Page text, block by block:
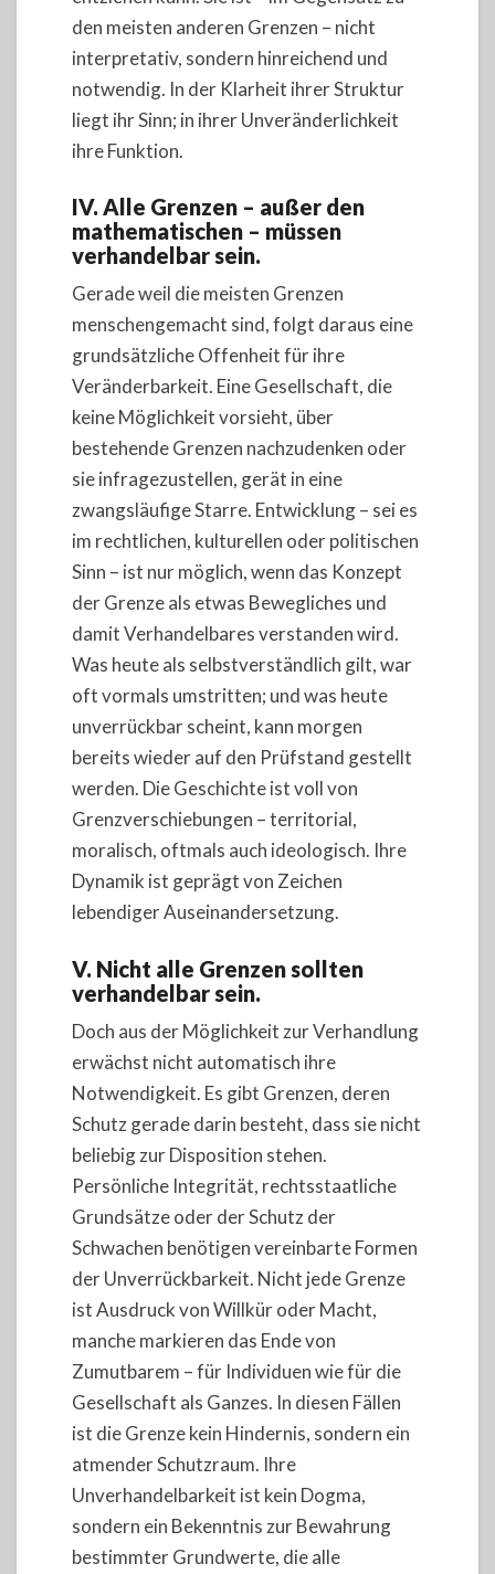
den meisten anderen Grenzen – nicht
interpretativ, sondern hinreichend und
notwendig. In der Klarheit ihrer Struktur
liegt ihr Sinn; in ihrer Unveränderlichkeit
ihre Funktion.
IV. Alle Grenzen – außer den
mathematischen – müssen
verhandelbar sein.
Gerade weil die meisten Grenzen
menschengemacht sind, folgt daraus eine
grundsätzliche Offenheit für ihre
Veränderbarkeit. Eine Gesellschaft, die
keine Möglichkeit vorsieht, über
bestehende Grenzen nachzudenken oder
sie infragezustellen, gerät in eine
zwangsläufige Starre. Entwicklung – sei es
im rechtlichen, kulturellen oder politischen
Sinn – ist nur möglich, wenn das Konzept
der Grenze als etwas Bewegliches und
damit Verhandelbares verstanden wird.
Was heute als selbstverständlich gilt, war
oft vormals umstritten; und was heute
unverrückbar scheint, kann morgen
bereits wieder auf den Prüfstand gestellt
werden. Die Geschichte ist voll von
Grenzverschiebungen – territorial,
moralisch, oftmals auch ideologisch. Ihre
Dynamik ist geprägt von Zeichen
lebendiger Auseinandersetzung.
V. Nicht alle Grenzen sollten
verhandelbar sein.
Doch aus der Möglichkeit zur Verhandlung
erwächst nicht automatisch ihre
Notwendigkeit. Es gibt Grenzen, deren
Schutz gerade darin besteht, dass sie nicht
beliebig zur Disposition stehen.
Persönliche Integrität, rechtsstaatliche
Grundsätze oder der Schutz der
Schwachen benötigen vereinbarte Formen
der Unverrückbarkeit. Nicht jede Grenze
ist Ausdruck von Willkür oder Macht,
manche markieren das Ende von
Zumutbarem – für Individuen wie für die
Gesellschaft als Ganzes. In diesen Fällen
ist die Grenze kein Hindernis, sondern ein
atmender Schutzraum. Ihre
Unverhandelbarkeit ist kein Dogma,
sondern ein Bekenntnis zur Bewahrung
bestimmter Grundwerte, die alle